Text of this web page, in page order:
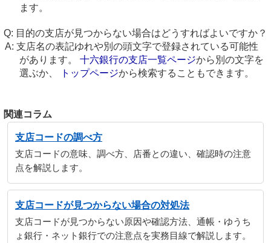
ます。
目的の支店が見つからない場合はどうすればよいですか？
支店名の表記ゆれや別の頭文字で登録されている可能性
があります。 十六銀行の支店一覧ページから別の文字を
選ぶか、
トップページから検索することもできます。
関連コラム
支店コードの調べ方
支店コードの意味、調べ方、店番との違い、確認時の注意
点を解説します。
支店コードが見つからない場合の対処法
支店コードが見つからない原因や確認方法、通帳・ゆうち
ょ銀行・ネット銀行での注意点を実務目線で解説します。